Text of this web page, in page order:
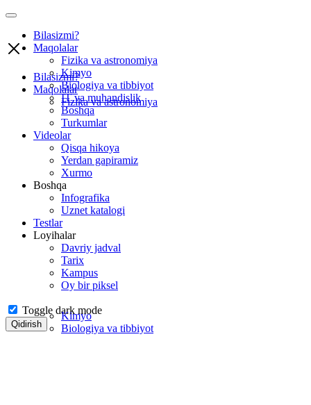
Bilasizmi?
Maqolalar
Fizika va astronomiya
Kimyo
Biologiya va tibbiyot
IT va muhandislik
Boshqa
Turkumlar
Videolar
Qisqa hikoya
Yerdan gapiramiz
Xurmo
Boshqa
Infografika
Uznet katalogi
Testlar
Loyihalar
Davriy jadval
Tarix
Kampus
Oy bir piksel
Toggle dark mode
Qidirish
Bilasizmi?
Maqolalar
Fizika va astronomiya
Kimyo
Biologiya va tibbiyot